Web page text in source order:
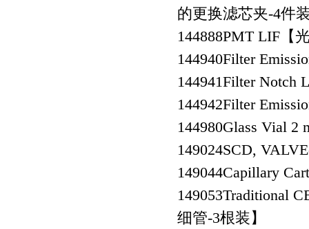
的更换滤芯夹-4件
144888PMT LIF【
144940Filter
144941Filter Notch
144942Filter
144980Glass Vial 2
149024SCD,
149044Capillary
149053Traditional
细管-3根装】